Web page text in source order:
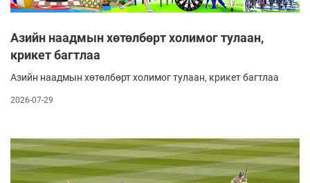
Азийн наадмын хөтөлбөрт холимог тулаан,
крикет багтлаа
Азийн наадмын хөтөлбөрт холимог тулаан, крикет багтлаа
2026-07-29